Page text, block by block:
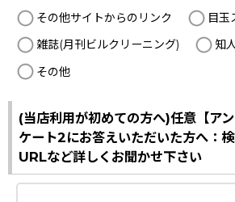
その他サイトからのリンク
目玉
雑誌(月刊ビルクリーニング)
知
その他
(当店利用が初めての方へ)任意【ア
ケート2にお答えいただいた方へ：
URLなど詳しくお聞かせ下さい